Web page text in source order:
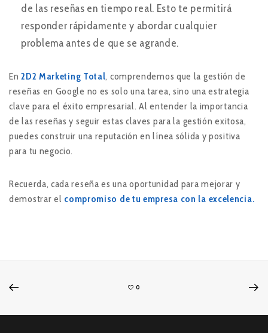
de las reseñas en tiempo real. Esto te permitirá
responder rápidamente y abordar cualquier
problema antes de que se agrande.
En2D2 Marketing Total, comprendemos que la gestión de
reseñas en Google no es solo una tarea, sino una estrategia
clave para el éxito empresarial. Al entender la importancia
de las reseñas y seguir estas claves para la gestión exitosa,
puedes construir una reputación en línea sólida y positiva
para tu negocio.
Recuerda, cada reseña es una oportunidad para mejorar y
demostrar el compromiso de tu empresa con la excelencia.
0